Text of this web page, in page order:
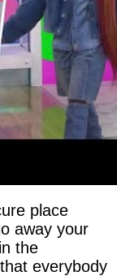
place
away your
the
everybody